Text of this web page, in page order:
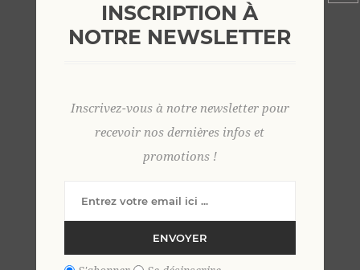
INSCRIPTION À
NOTRE NEWSLETTER
Inscrivez-vous à notre newsletter pour
recevoir nos dernières infos et
promotions !
ENVOYER